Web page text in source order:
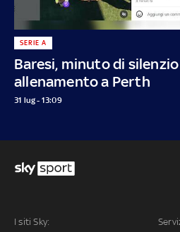
Baresi, minuto di
allenamento a Perth
SERIE A
31 lug - 13:09
I siti Sky: